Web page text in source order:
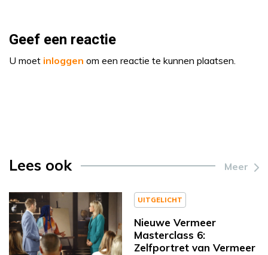
Geef een reactie
U moet inloggen om een reactie te kunnen plaatsen.
Lees ook Meer
UITGELICHT
Nieuwe Vermeer
Masterclass 6:
Zelfportret van Vermeer